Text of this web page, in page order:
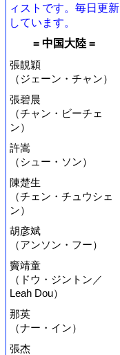
ィストです。毎日更新
しています。
= 中国大陸 =
張靚穎
（ジェーン・チャン）
張碧晨
（チャン・ビーチェ
ン）
許嵩
（シュー・ソン）
陳楚生
（チェン・チュウシェ
ン）
胡彦斌
（アンソン・フー）
竇靖童
（ドウ・ジントン／
Leah Dou）
那英
（ナー・イン）
張杰